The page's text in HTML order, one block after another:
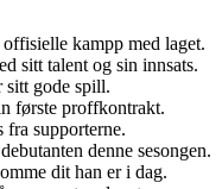
kampp med laget.
sitt talent og sin innsats.
sitt gode spill.
første proffkontrakt.
fra supporterne.
denne sesongen.
dit han er i dag.